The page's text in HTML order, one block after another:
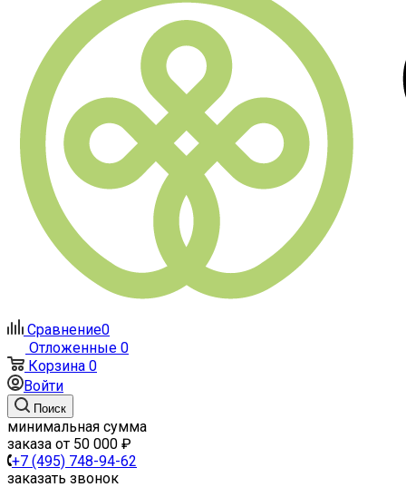
Сравнение0
Отложенные 0
Корзина 0
Войти
Поиск
минимальная сумма
заказа от 50 000 ₽
+7 (495) 748-94-62
заказать звонок